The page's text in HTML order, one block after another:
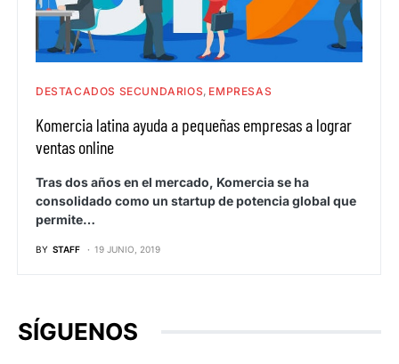
DESTACADOS SECUNDARIOS EMPRESAS
Komercia latina ayuda a pequeñas empresas a lograr
ventas online
Tras dos años en el mercado, Komercia se ha
consolidado como un startup de potencia global que
permite…
BY STAFF 19 JUNIO, 2019
SÍGUENOS